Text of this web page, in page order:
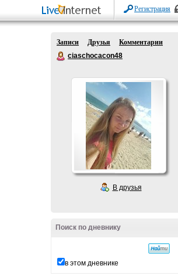
Регистрация
Записи Друзья
Комментарии
ciaschocacon48
В друзья
Поиск по дневнику
в этом дневнике